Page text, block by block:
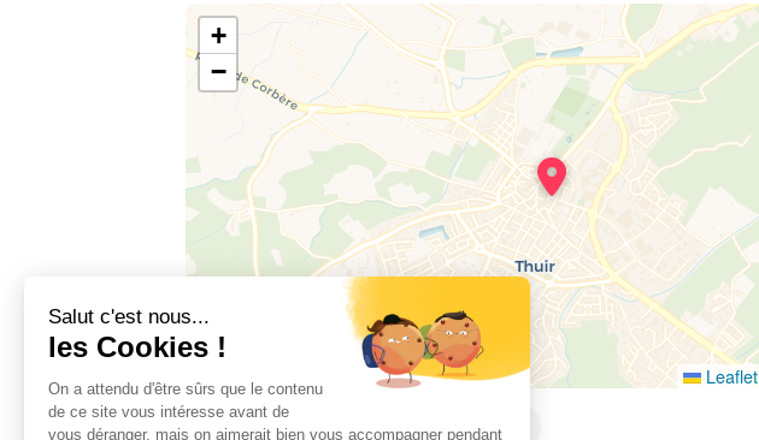
+
−
Leaflet
Place de la République, 66300 THUIR